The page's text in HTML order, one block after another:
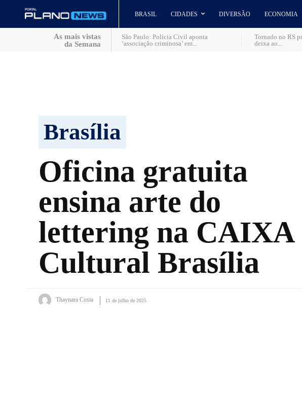
BRASIL CIDADES DIVERSÃO ECONOMIA
As mais vistas
da Semana
São Paulo: Polícia Civil aponta
‘associação criminosa’ em...
Tornado no RS
deixa ao...
Brasília
Oficina gratuita
ensina arte do
lettering na CAIXA
Cultural Brasília
Thaynara Costa 11 de julho de 2025